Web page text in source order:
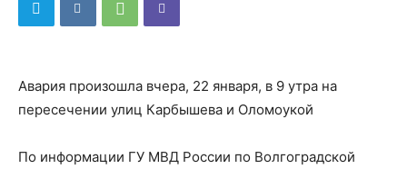
Авария произошла вчера, 22 января, в 9 утра на
пересечении улиц Карбышева и Оломоукой
По информации ГУ МВД России по Волгоградской